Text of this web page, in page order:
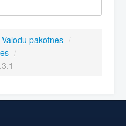
Valodu pakotnes /
/